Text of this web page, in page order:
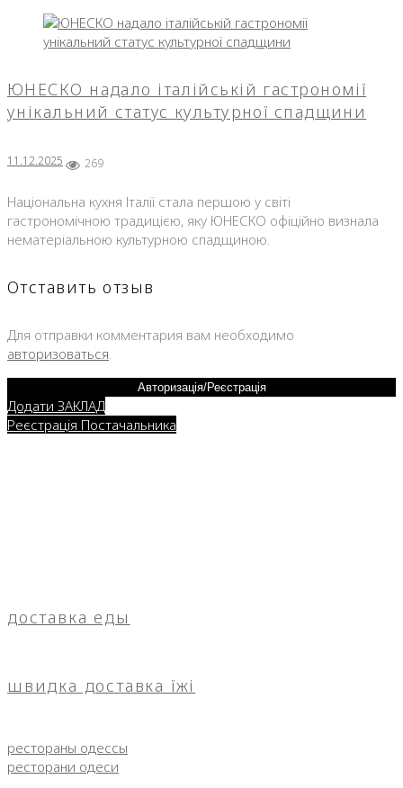
ЮНЕСКО надало італійській гастрономії
унікальний статус культурної спадщини
11.12.2025 269
Національна кухня Італії стала першою у світі
гастрономічною традицією, яку ЮНЕСКО офіційно визнала
нематеріальною культурною спадщиною.
Отставить отзыв
Для отправки комментария вам необходимо
авторизоваться
Авторизація/Реєстрація
Додати ЗАКЛАД
Реєстрація Постачальника
доставка еды
швидка доставка їжі
рестораны одессы
ресторани одеси